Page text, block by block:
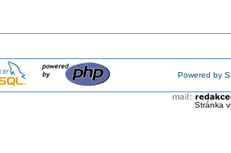
Powered by
Stránka